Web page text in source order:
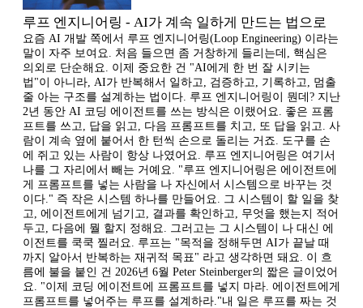
루프 엔지니어링 - AI가 계속 일하게 만드는 법으로
요즘 AI 개발 쪽에서 루프 엔지니어링(Loop Engineering) 이라는
말이 자주 보여요. 처음 들으면 좀 거창하게 들리는데, 핵심은
의외로 단순해요. 이제 중요한 건 "AI에게 한 번 잘 시키는
법"이 아니라, AI가 반복해서 일하고, 검증하고, 기록하고, 멈출
줄 아는 구조를 설계하는 법이다. 루프 엔지니어링이 뭔데? 지난
2년 동안 AI 코딩 에이전트를 쓰는 방식은 이랬어요. 좋은 프롬
프트를 쓰고, 답을 읽고, 다음 프롬프트를 치고, 또 답을 읽고. 사
람이 계속 옆에 붙어서 한 턴씩 손으로 돌리는 거죠. 도구를 손
에 쥐고 있는 사람이 항상 나였어요. 루프 엔지니어링은 여기서
나를 그 자리에서 빼는 거예요. "루프 엔지니어링은 에이전트에
게 프롬프트를 넣는 사람을 나 자신에서 시스템으로 바꾸는 것
이다." 즉 작은 시스템 하나를 만들어요. 그 시스템이 할 일을 찾
고, 에이전트에게 넘기고, 결과를 확인하고, 무엇을 했는지 적어
두고, 다음에 뭘 할지 정해요. 그러고는 그 시스템이 나 대신 에
이전트를 쿡쿡 찔러요. 루프는 "목적을 정해두면 AI가 끝날 때
까지 알아서 반복하는 재귀적 목표" 라고 생각하면 돼요. 이 흐
름에 불을 붙인 건 2026년 6월 Peter Steinberger의 짧은 글이었어
요. "이제 코딩 에이전트에 프롬프트를 넣지 마라. 에이전트에게
프롬프트를 넣어주는 루프를 설계하라."내 일은 루프를 짜는 것